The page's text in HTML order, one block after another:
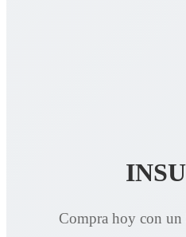
Compra hoy con un